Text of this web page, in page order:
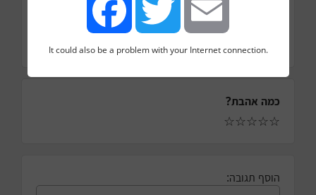
כמה אהבת?
☆
☆
☆
☆
☆
הוסף תגובה:
FacebookTwitter Email
It could also be a problem with your Internet connection.